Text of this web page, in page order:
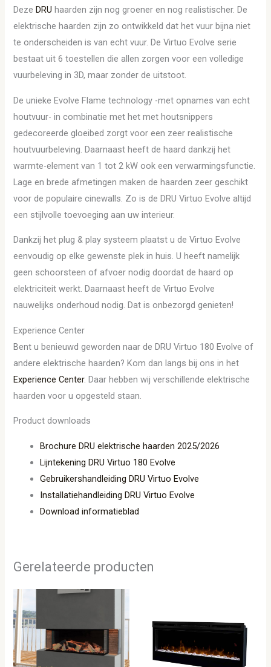
DezeDRU haarden zijn nog groener en nog realistischer. De
elektrische haarden zijn zo ontwikkeld dat het vuur bijna niet
te onderscheiden is van echt vuur. De Virtuo Evolve serie
bestaat uit 6 toestellen die allen zorgen voor een volledige
vuurbeleving in 3D, maar zonder de uitstoot.
De unieke Evolve Flame technology -met opnames van echt
houtvuur- in combinatie met het met houtsnippers
gedecoreerde gloeibed zorgt voor een zeer realistische
houtvuurbeleving. Daarnaast heeft de haard dankzij het
warmte-element van 1 tot 2 kW ook een verwarmingsfunctie.
Lage en brede afmetingen maken de haarden zeer geschikt
voor de populaire cinewalls. Zo is de DRU Virtuo Evolve altijd
een stijlvolle toevoeging aan uw interieur.
Dankzij het plug & play systeem plaatst u de Virtuo Evolve
eenvoudig op elke gewenste plek in huis. U heeft namelijk
geen schoorsteen of afvoer nodig doordat de haard op
elektriciteit werkt. Daarnaast heeft de Virtuo Evolve
nauwelijks onderhoud nodig. Dat is onbezorgd genieten!
Experience Center
Bent u benieuwd geworden naar de DRU Virtuo 180 Evolve of
andere elektrische haarden? Kom dan langs bij ons in het
Experience Center. Daar hebben wij verschillende elektrische
haarden voor u opgesteld staan.
Product downloads
Brochure DRU elektrische haarden 2025/2026
Lijntekening DRU Virtuo 180 Evolve
Gebruikershandleiding DRU Virtuo Evolve
Installatiehandleiding DRU Virtuo Evolve
Download informatieblad
Gerelateerde producten